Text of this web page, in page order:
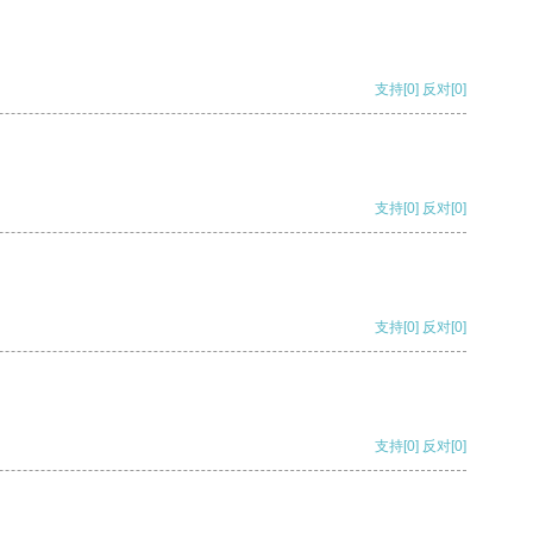
支持[0] 反对[0]
支持[0] 反对[0]
支持[0] 反对[0]
支持[0] 反对[0]